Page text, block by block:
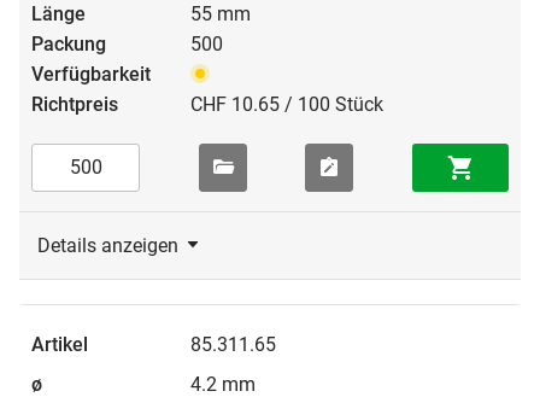
55 mm
500
CHF 10.65 / 100 Stück
Details anzeigen
85.311.65
4.2 mm